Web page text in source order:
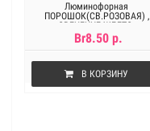
Люминофорная
ПОРОШОК(СВ.РОЗОВАЯ) ,
СВЕЧЕНИЕ ЖЕЛТО-
ОРАНЖЕВОЕ.10 гр
Br8.50 р.
В КОРЗИНУ